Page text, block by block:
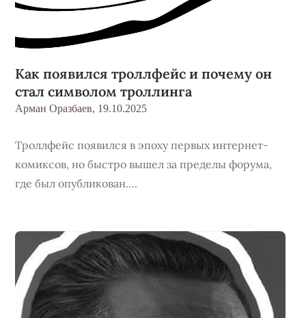
Как появился троллфейс и почему он
стал символом троллинга
Арман Оразбаев, 19.10.2025
Троллфейс появился в эпоху первых интернет-
комиксов, но быстро вышел за пределы форума,
где был опубликован….